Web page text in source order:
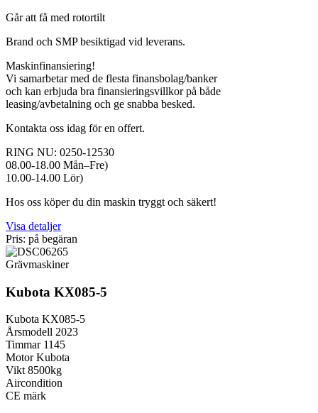
Går att få med rotortilt
Brand och SMP besiktigad vid leverans.
Maskinfinansiering!
Vi samarbetar med de flesta finansbolag/banker
och kan erbjuda bra finansieringsvillkor på både
leasing/avbetalning och ge snabba besked.
Kontakta oss idag för en offert.
RING NU: 0250-12530
08.00-18.00 Mån–Fre)
10.00-14.00 Lör)
Hos oss köper du din maskin tryggt och säkert!
Visa detaljer
Pris: på begäran
Grävmaskiner
Kubota KX085-5
Kubota KX085-5
Årsmodell 2023
Timmar 1145
Motor Kubota
Vikt 8500kg
Aircondition
CE märk